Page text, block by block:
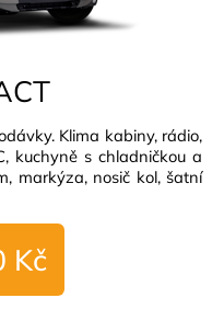
Klima kabiny, rádio,
kuchyně s chladničkou a
markýza, nosič kol, šatní
Kč